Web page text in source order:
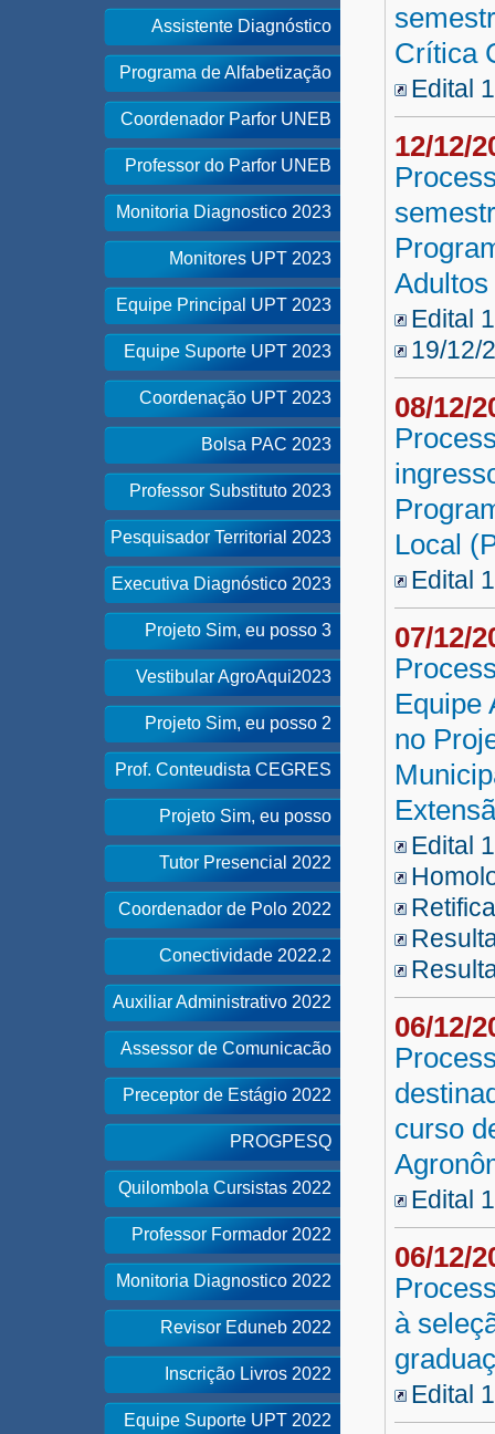
Assistente Diagnóstico
Programa de Alfabetização
Coordenador Parfor UNEB
Professor do Parfor UNEB
Monitoria Diagnostico 2023
Monitores UPT 2023
Equipe Principal UPT 2023
Equipe Suporte UPT 2023
Coordenação UPT 2023
Bolsa PAC 2023
Professor Substituto 2023
Pesquisador Territorial 2023
Executiva Diagnóstico 2023
Projeto Sim, eu posso 3
Vestibular AgroAqui2023
Projeto Sim, eu posso 2
Prof. Conteudista CEGRES
Projeto Sim, eu posso
Tutor Presencial 2022
Coordenador de Polo 2022
Conectividade 2022.2
Auxiliar Administrativo 2022
Assessor de Comunicacão
Preceptor de Estágio 2022
PROGPESQ
Quilombola Cursistas 2022
Professor Formador 2022
Monitoria Diagnostico 2022
Revisor Eduneb 2022
Inscrição Livros 2022
Equipe Suporte UPT 2022
Crítica
Edital
12/12/
Edital
19/12/
08/12/
Local
Edital
07/12/
Equipe
no
Edital
06/12/
curso
Edital
06/12/
à
Edital